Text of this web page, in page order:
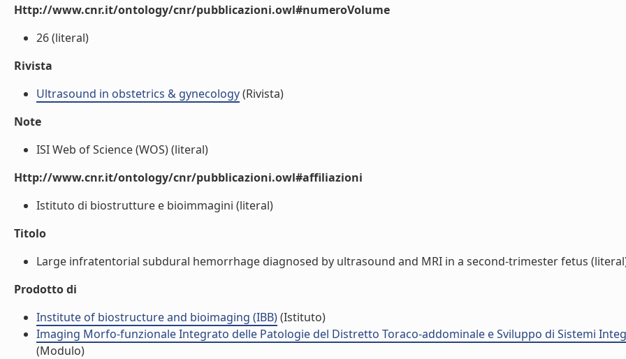
Http://www.cnr.it/ontology/cnr/pubblicazioni.owl#numeroVolume
26 (literal)
Rivista
Ultrasound in obstetrics & gynecology(Rivista)
Note
ISI Web of Science (WOS) (literal)
Http://www.cnr.it/ontology/cnr/pubblicazioni.owl#affiliazioni
Istituto di biostrutture e bioimmagini (literal)
Titolo
Large infratentorial subdural hemorrhage diagnosed by ultrasound and MRI in a second-trimester fetus
Prodotto di
Institute of biostructure and bioimaging (IBB)(Istituto)
Imaging Morfo-funzionale Integrato delle Patologie del Distretto Toraco-addominale e Sviluppo di Sistemi
(Modulo)